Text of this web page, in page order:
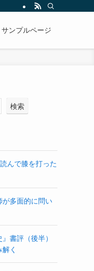
サンプルページ
検索
んで膝を打った
が多面的に問い
書評（後半）
く